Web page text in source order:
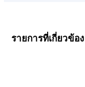
รายการที่เกี่ยวข้อง